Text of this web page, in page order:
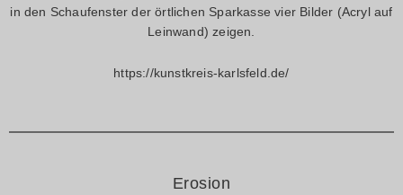
in den Schaufenster der örtlichen Sparkasse vier Bilder (Acryl auf
Leinwand) zeigen.
https://kunstkreis-karlsfeld.de/
Erosion